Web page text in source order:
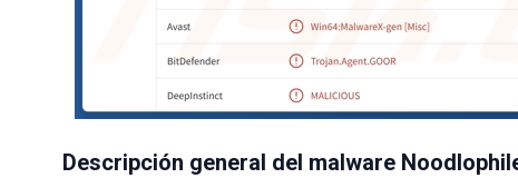
Descripción general del malware